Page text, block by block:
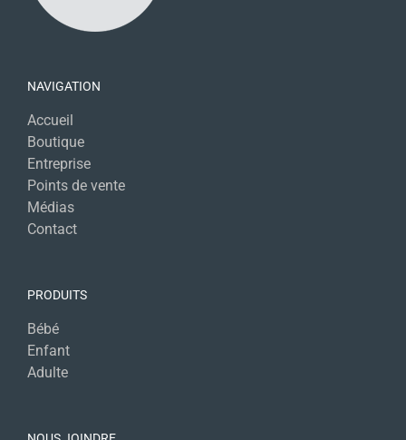
NAVIGATION
Accueil
Boutique
Entreprise
Points de vente
Médias
Contact
PRODUITS
Bébé
Enfant
Adulte